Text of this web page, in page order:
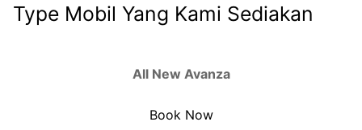
Type Mobil Yang Kami Sediakan
All New Avanza
Book Now